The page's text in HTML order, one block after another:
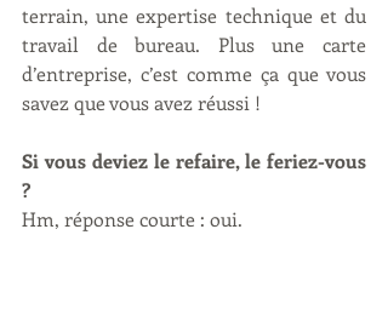
terrain, une expertise technique et du
travail de bureau. Plus une carte
d’entreprise, c’est comme ça que vous
savez que vous avez réussi !
Si vous deviez le refaire, le feriez-vous
?
Hm, réponse courte : oui.